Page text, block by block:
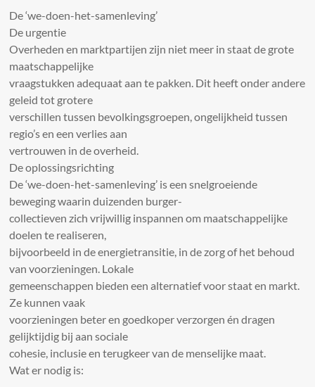
De ‘we-doen-het-samenleving’
De urgentie
Overheden en marktpartijen zijn niet meer in staat de grote
maatschappelijke
vraagstukken adequaat aan te pakken. Dit heeft onder andere
geleid tot grotere
verschillen tussen bevolkingsgroepen, ongelijkheid tussen
regio’s en een verlies aan
vertrouwen in de overheid.
De oplossingsrichting
De ‘we-doen-het-samenleving’ is een snelgroeiende
beweging waarin duizenden burger-
collectieven zich vrijwillig inspannen om maatschappelijke
doelen te realiseren,
bijvoorbeeld in de energietransitie, in de zorg of het behoud
van voorzieningen. Lokale
gemeenschappen bieden een alternatief voor staat en markt.
Ze kunnen vaak
voorzieningen beter en goedkoper verzorgen én dragen
gelijktijdig bij aan sociale
cohesie, inclusie en terugkeer van de menselijke maat.
Wat er nodig is: